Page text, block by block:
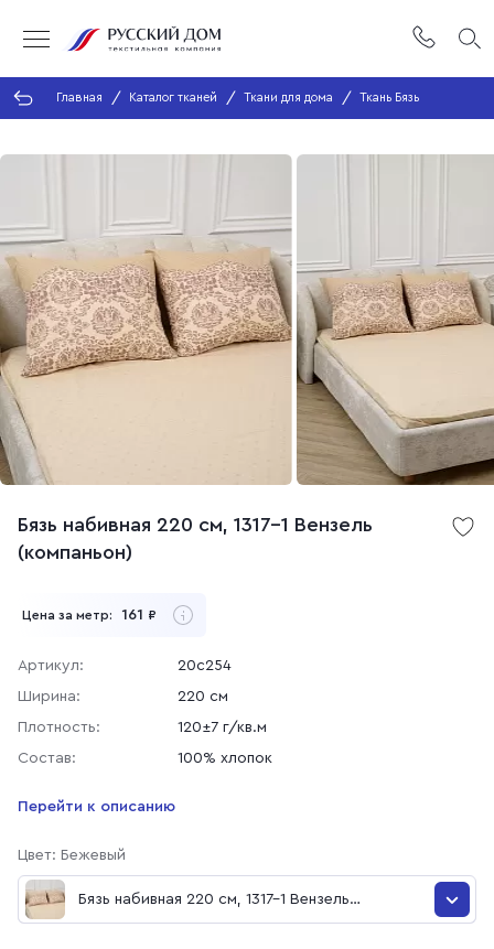
Главная Каталог тканей Ткани для дома Ткань Бязь
Бязь набивная 220 см, 1317-1 Вензель
(компаньон)
Цена за метр: 161 ₽
Артикул:
20с254
Ширина:
220 см
Плотность:
120±7 г/кв.м
Состав:
100% хлопок
Перейти к описанию
Цвет: Бежевый
Бязь набивная 220 см, 1317-1 Вензель
(компаньон)